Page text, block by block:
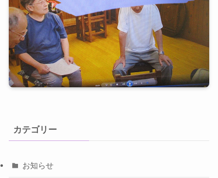
カテゴリー
お知らせ